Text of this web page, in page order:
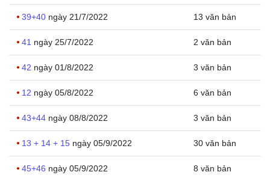
39+40 ngày 21/7/2022 13 văn bản
41 ngày 25/7/2022 2 văn bản
42 ngày 01/8/2022 3 văn bản
12 ngày 05/8/2022 6 văn bản
43+44 ngày 08/8/2022 3 văn bản
13 + 14 + 15 ngày 05/9/2022 30 văn bản
45+46 ngày 05/9/2022 8 văn bản